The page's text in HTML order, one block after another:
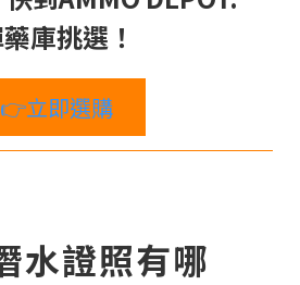
庫挑選！
👉立即選購
水證照有哪